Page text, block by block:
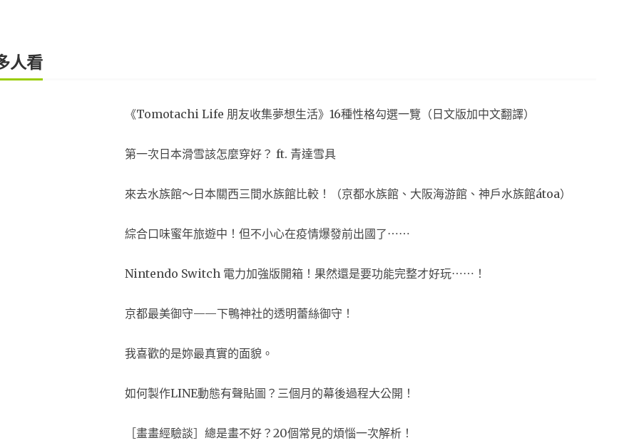
人看
《Tomotachi Life 朋友收集夢想生活》16種性格勾選一覽（日文版加中文翻譯）
第一次日本滑雪該怎麼穿好？ ft. 青達雪具
來去水族館～日本關西三間水族館比較！（京都水族館、大阪海游館、神戶水族館átoa）
綜合口味蜜年旅遊中！但不小心在疫情爆發前出國了⋯⋯
Nintendo Switch 電力加強版開箱！果然還是要功能完整才好玩⋯⋯！
京都最美御守——下鴨神社的透明蕾絲御守！
我喜歡的是妳最真實的面貌。
如何製作LINE動態有聲貼圖？三個月的幕後過程大公開！
［畫畫經驗談］總是畫不好？20個常見的煩惱一次解析！